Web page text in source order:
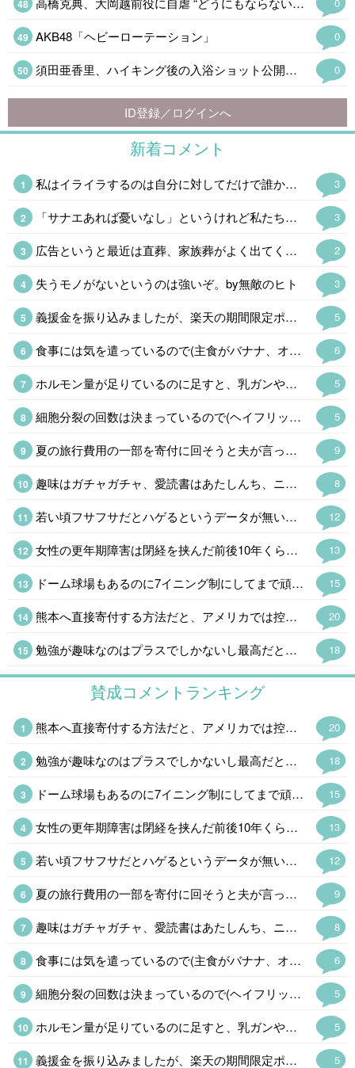
0
AKB48「ヘビーローテーション」
0
須田亜香里、ハイキング後の入浴ショット公開「ドキッとした」
ID登録／ログインへ
新着コメント
3
私はイライラするのは自分に対してだけで誰かがすることにはまあ、ニンゲンがやることだからしょうがない。おもしろいことをするなぁという感じ。 AI君によると「地獄のような脳内環境」だそうだ。
3
「サナエあれば憂いなし」というけれど私たちは「ソナエがなくて憂うばかり」である。
2
広告というと最近は直葬、家族葬がよく出てくるけど、求人サイトの「昆虫·正社員」というのと不動産サイトの「2LDK0.9万円」(超絶事故物件にしてもあり得ない誤植だ)のインパクト半端なかった。
3
失うモノがないというのは強いぞ。by無敵のヒト
5
義援金を振り込みましたが、楽天の期間限定ポイントがあったので、ポイントも少しだけ(金額はショボいので㊙️)にはなりますが寄付させて戴きました。 この暑さによる二次災害も心配ですが、支援物資の仕分けが追い付かず停止しているそうなので、今回はお金だけにしました👛 現地のボランティアの方にも頭が下がります。
6
食事には気を遣っているので(主食がバナナ、オートミール、全粒粉クラッカー、今の時期はトウモロコシも🌟)食生活には自信があるのですが、旅行で飲み食いしたり自分用お土産😂で2kg太ったのでダイエット中です。 普段の食生活に戻して、食後の血糖値急上昇を阻止する足踏み運動も始めました。 大体1kg落ちたので、あと半分頑張ります。
5
ホルモン量が足りているのに足すと、乳ガンや血栓のリスクが増したり、余計にホルモンバランスが崩れるので処方されなかったのは当然です😅 即効性を求めるならプラセンタ注射(48歳なら保険適応)がありますし、漢方薬もあります。 完全に情報不足です💧
5
細胞分裂の回数は決まっているので(ヘイフリック限界)、もしかすると!と思ってAIに聞いてみました。 「若いうちに毛量が多いからといって毛根の細胞分裂の回数を早く消費するわけではないため、安心してください」と言われました😂
9
夏の旅行費用の一部を寄付に回そうと夫が言ってくれて、振り込んでくれました。 家計管理は、しっかり者の夫が主導してくれてます、私は精神年齢小学生なのです😓💦
8
趣味はガチャガチャ、愛読書はあたしんち、ニンテンドーDS出る度に並んでます💦 精神年齢小学生です😓ハイ。 よく「若いね」と言われるけど「幼いね」を変換してるの気付いてます💦
12
若い頃フサフサだとハゲるというデータが無いのは知っているんですが、長年理容室をやっている方は自信を持って言うんですよ。 現場の感覚は大事なので、あるかもしれないと思ってます。 あとは年配者による経験談ですね、若い頃毛量が多かった人ほどハゲていると言う人に沢山出会いました。 僕にとって体験談は貴重なデータですが、無関係だと思いたいw
13
女性の更年期障害は閉経を挟んだ前後10年くらいだけど、男性はホルモンが減り続けるので区切りがないし、60代になって老年期だから大丈夫ということもないそうだ。(それくらいで発症する場合も多い) 問題は生活習慣病が悪化したり、フレイルの加速で足腰が怪しくなったり、認知症のリスクが上がるというのでかなり厄介である。男性の乳ガンより確率は高いんだからもっと知られるべきだと思う。
15
ドーム球場もあるのに7イニング制にしてまで頑なに甲子園でやるのはたんに利用料がタダという理由らしい。ユニフォームが派手で学生野球らしくないと明治時代みたいなコト言ってた高野連もうまくやれんもんだ。
20
熊本へ直接寄付する方法だと、アメリカでは控除の対象にならない 泣 こっちからだとクレカで寄付するのが手数料取られないし一番簡単なんだけど、控除を受けたいから日本へ寄付する時はアメリカの赤十字を経由してる
18
勉強が趣味なのはプラスでしかないし最高だと思う 最近、勉強しない人はダメだと思う出来事が多くて、より強く思う 勉強しない人は努力しないから、だらしないし疲れる
賛成コメントランキング
20
熊本へ直接寄付する方法だと、アメリカでは控除の対象にならない 泣 こっちからだとクレカで寄付するのが手数料取られないし一番簡単なんだけど、控除を受けたいから日本へ寄付する時はアメリカの赤十字を経由してる
18
勉強が趣味なのはプラスでしかないし最高だと思う 最近、勉強しない人はダメだと思う出来事が多くて、より強く思う 勉強しない人は努力しないから、だらしないし疲れる
15
ドーム球場もあるのに7イニング制にしてまで頑なに甲子園でやるのはたんに利用料がタダという理由らしい。ユニフォームが派手で学生野球らしくないと明治時代みたいなコト言ってた高野連もうまくやれんもんだ。
13
女性の更年期障害は閉経を挟んだ前後10年くらいだけど、男性はホルモンが減り続けるので区切りがないし、60代になって老年期だから大丈夫ということもないそうだ。(それくらいで発症する場合も多い) 問題は生活習慣病が悪化したり、フレイルの加速で足腰が怪しくなったり、認知症のリスクが上がるというのでかなり厄介である。男性の乳ガンより確率は高いんだからもっと知られるべきだと思う。
12
若い頃フサフサだとハゲるというデータが無いのは知っているんですが、長年理容室をやっている方は自信を持って言うんですよ。 現場の感覚は大事なので、あるかもしれないと思ってます。 あとは年配者による経験談ですね、若い頃毛量が多かった人ほどハゲていると言う人に沢山出会いました。 僕にとって体験談は貴重なデータですが、無関係だと思いたいw
9
夏の旅行費用の一部を寄付に回そうと夫が言ってくれて、振り込んでくれました。 家計管理は、しっかり者の夫が主導してくれてます、私は精神年齢小学生なのです😓💦
8
趣味はガチャガチャ、愛読書はあたしんち、ニンテンドーDS出る度に並んでます💦 精神年齢小学生です😓ハイ。 よく「若いね」と言われるけど「幼いね」を変換してるの気付いてます💦
6
食事には気を遣っているので(主食がバナナ、オートミール、全粒粉クラッカー、今の時期はトウモロコシも🌟)食生活には自信があるのですが、旅行で飲み食いしたり自分用お土産😂で2kg太ったのでダイエット中です。 普段の食生活に戻して、食後の血糖値急上昇を阻止する足踏み運動も始めました。 大体1kg落ちたので、あと半分頑張ります。
5
細胞分裂の回数は決まっているので(ヘイフリック限界)、もしかすると!と思ってAIに聞いてみました。 「若いうちに毛量が多いからといって毛根の細胞分裂の回数を早く消費するわけではないため、安心してください」と言われました😂
5
ホルモン量が足りているのに足すと、乳ガンや血栓のリスクが増したり、余計にホルモンバランスが崩れるので処方されなかったのは当然です😅 即効性を求めるならプラセンタ注射(48歳なら保険適応)がありますし、漢方薬もあります。 完全に情報不足です💧
5
義援金を振り込みましたが、楽天の期間限定ポイントがあったので、ポイントも少しだけ(金額はショボいので㊙️)にはなりますが寄付させて戴きました。 この暑さによる二次災害も心配ですが、支援物資の仕分けが追い付かず停止しているそうなので、今回はお金だけにしました👛 現地のボランティアの方にも頭が下がります。